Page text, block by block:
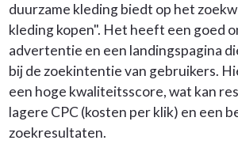
duurzame kleding biedt op het
kleding kopen". Het heeft een goed
advertentie en een landingspagina
bij de zoekintentie van gebruikers.
een hoge kwaliteitsscore, wat kan
lagere CPC (kosten per klik) en een
zoekresultaten.